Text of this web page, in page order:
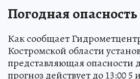
Погодная опасность
Как сообщает
Костромской области
представляющая опасности
прогноз действует до 13:00 5